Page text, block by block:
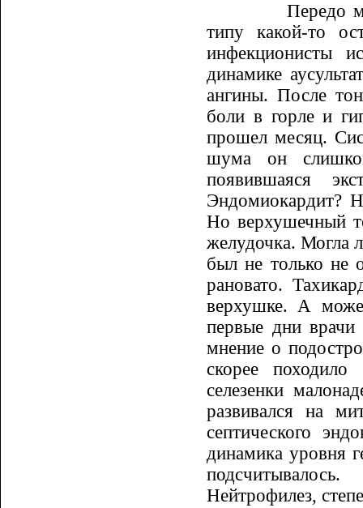
Передо
типу ка­кой-то
инфекционисты
динамике
ангины. После
боли в горле и
прошел месяц.
шума он
появившаяся
Эндомиокардит?
Но верхушечный
желу­дочка. Могла
был не только не
рановато.
верхушке. А
первые дни врачи
мнение о
скорее походило
селезенки
развивался на
септического
динамика уровня
подсчитывалось.
Нейтрофилез,